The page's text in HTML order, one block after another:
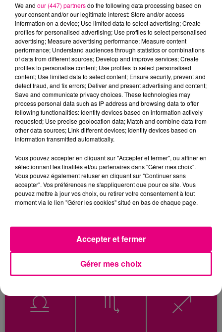
NAÏKA
One Track Mind
MILEY CYRUS
Flowers
TEDDYBEAR
Chaussures
Roses
L'HOROSCOPE
Bélier Taureau Gémeaux
Lion
We and our (447) partnersdo the following data processing based on
your consent and/or our legitimate interest: Store and/or access
information on a device; Use limited data to select advertising; Create
profiles for personalised advertising; Use profiles to select personalised
advertising; Measure advertising performance; Measure content
performance; Understand audiences through statistics or combinations
of data from different sources; Develop and improve services; Create
profiles to personalise content; Use profiles to select personalised
content; Use limited data to select content; Ensure security, prevent and
detect fraud, and fix errors; Deliver and present advertising and content;
Save and communicate privacy choices. These technologies may
process personal data such as IP address and browsing data to offer
following functionalities: Identify devices based on information actively
requested; Use precise geolocation data; Match and combine data from
other data sources; Link different devices; Identify devices based on
information transmitted automatically.
Vous pouvez accepter en cliquant sur "Accepter et fermer", ou affiner en
sélectionnant les finalités et/ou partenaires dans "Gérer mes choix".
Vous pouvez également refuser en cliquant sur "Continuer sans
accepter". Vos préférences ne s'appliqueront que pour ce site. Vous
pouvez mettre à jour vos choix, ou retirer votre consentement à tout
moment via le lien "Gérer les cookies" situé en bas de chaque page.
Gérer mes choix
Accepter et fermer